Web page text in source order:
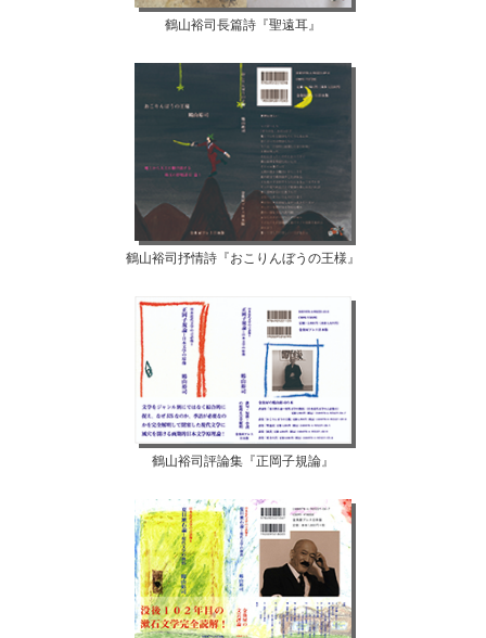
鶴山裕司長篇詩『聖遠耳』
鶴山裕司抒情詩『おこりんぼうの王様』
鶴山裕司評論集『正岡子規論』